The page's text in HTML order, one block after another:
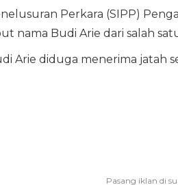
Perkara (SIPP)
nama Budi Arie dari salah
Arie diduga menerima jatah